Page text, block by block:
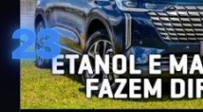
23